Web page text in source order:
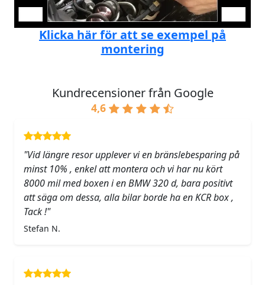
Klicka här för att se exempel på
montering
Kundrecensioner från Google
4,6
"Vid längre resor upplever vi en bränslebesparing på
minst 10% , enkel att montera och vi har nu kört
8000 mil med boxen i en BMW 320 d, bara positivt
att säga om dessa, alla bilar borde ha en KCR box ,
Tack !"
Stefan N.